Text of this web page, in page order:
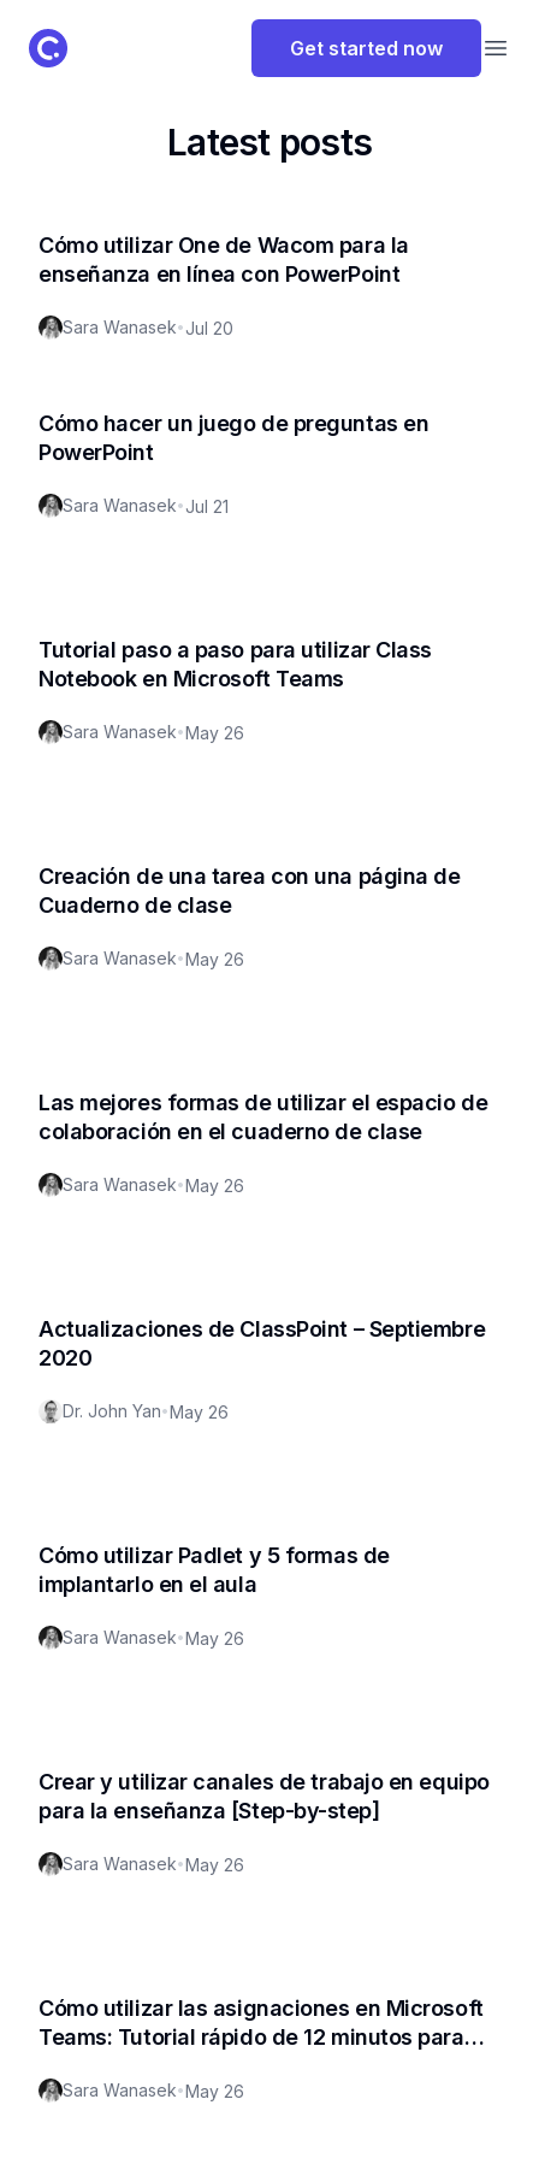
ClassPoint Logo Get started now
Latest posts
Cómo utilizar One de Wacom para la
enseñanza en línea con PowerPoint
Sara Wanasek•Jul 20
Cómo hacer un juego de preguntas en
PowerPoint
Sara Wanasek•Jul 21
Tutorial paso a paso para utilizar Class
Notebook en Microsoft Teams
Sara Wanasek•May 26
Creación de una tarea con una página de
Cuaderno de clase
Sara Wanasek•May 26
Las mejores formas de utilizar el espacio de
colaboración en el cuaderno de clase
Sara Wanasek•May 26
Actualizaciones de ClassPoint – Septiembre
2020
Dr. John Yan•May 26
Cómo utilizar Padlet y 5 formas de
implantarlo en el aula
Sara Wanasek•May 26
Crear y utilizar canales de trabajo en equipo
para la enseñanza [Step-by-step]
Sara Wanasek•May 26
Cómo utilizar las asignaciones en Microsoft
Teams: Tutorial rápido de 12 minutos para
Sara Wanasek•May 26